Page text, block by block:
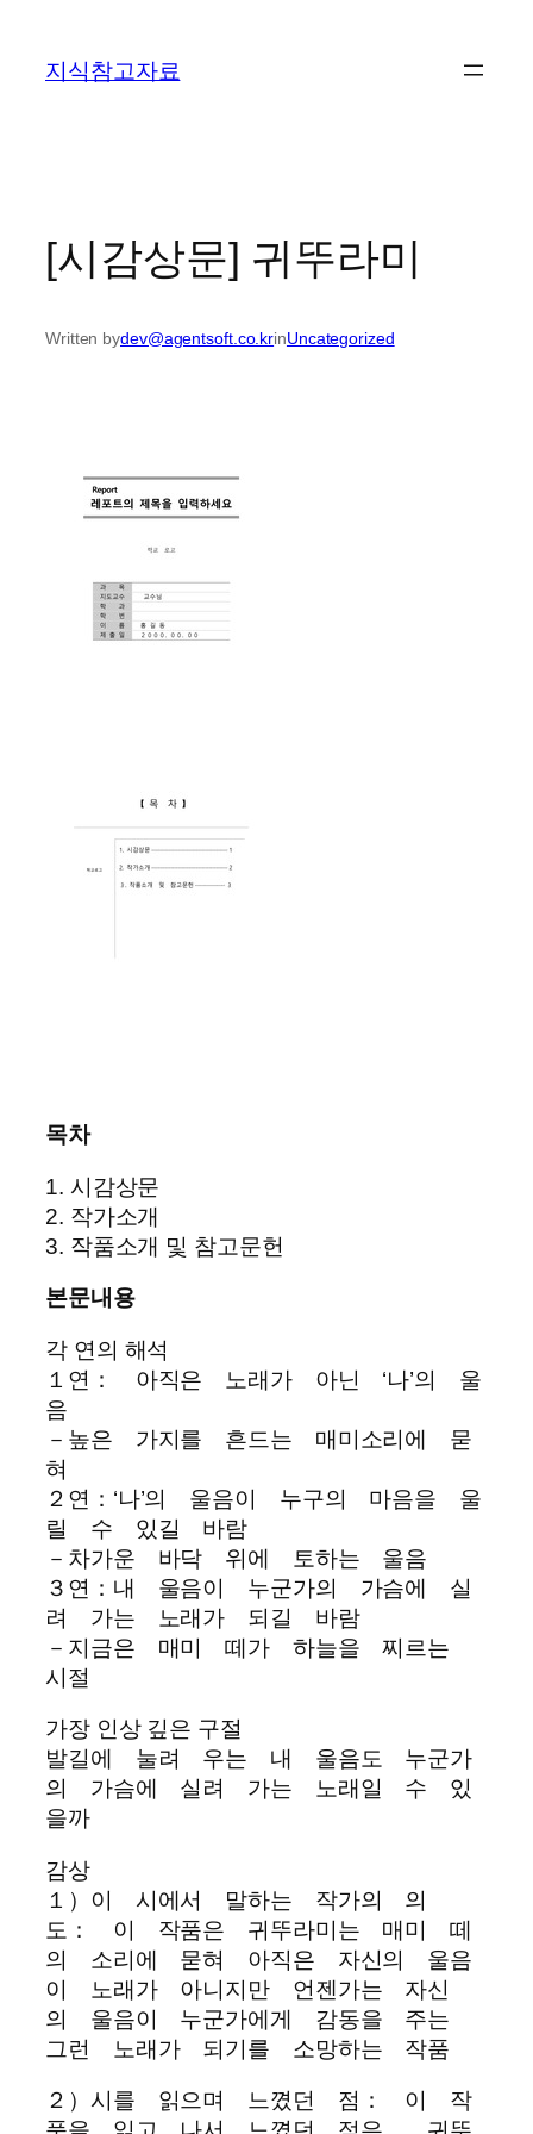
지식참고자료
[시감상문] 귀뚜라미
Written bydev@agentsoft.co.krinUncategorized
목차
1. 시감상문
2. 작가소개
3. 작품소개 및 참고문헌
본문내용
각 연의 해석
１연： 아직은 노래가 아닌 ‘나’의 울
음
－높은 가지를 흔드는 매미소리에 묻
혀
２연：‘나’의 울음이 누구의 마음을 울
릴 수 있길 바람
－차가운 바닥 위에 토하는 울음
３연：내 울음이 누군가의 가슴에 실
려 가는 노래가 되길 바람
－지금은 매미 떼가 하늘을 찌르는
시절
가장 인상 깊은 구절
발길에 눌려 우는 내 울음도 누군가
의 가슴에 실려 가는 노래일 수 있
을까
감상
１）이 시에서 말하는 작가의 의
도： 이 작품은 귀뚜라미는 매미 떼
의 소리에 묻혀 아직은 자신의 울음
이 노래가 아니지만 언젠가는 자신
의 울음이 누군가에게 감동을 주는
그런 노래가 되기를 소망하는 작품
２）시를 읽으며 느꼈던 점： 이 작